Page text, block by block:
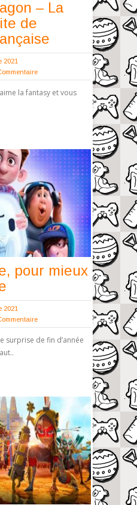
– La
de
2021
la fantasy et vous
pour mieux
2021
surprise de fin d’année